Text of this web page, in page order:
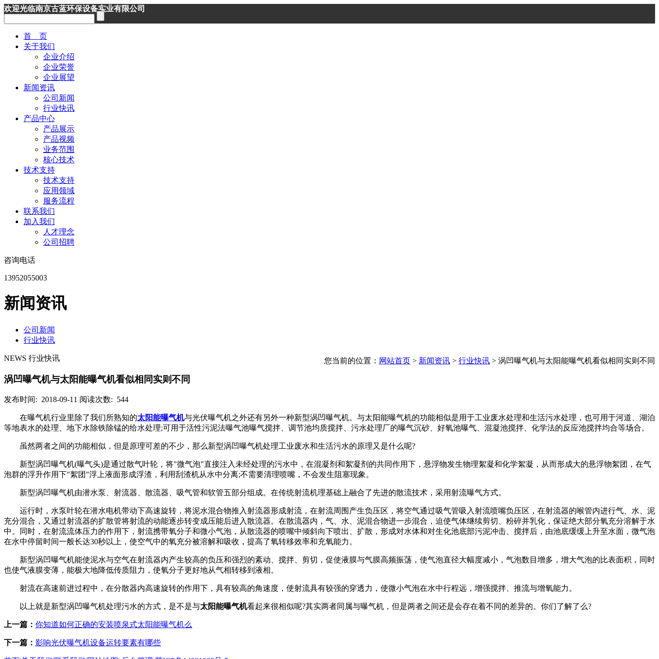
欢迎光临南京古蓝环保设备实业有限公司
首 页
关于我们
企业介绍
企业荣誉
企业展望
新闻资讯
公司新闻
行业快讯
产品中心
产品展示
产品视频
业务范围
核心技术
技术支持
技术支持
应用领域
服务流程
联系我们
加入我们
人才理念
公司招聘
咨询电话
13952055003
新闻资讯
公司新闻
行业快讯
您当前的位置： 网站首页 > 新闻资讯 > 行业快讯 > 涡凹曝气机与太阳能曝气机看似相同实则不同
NEWS 行业快讯
涡凹曝气机与太阳能曝气机看似相同实则不同
发布时间: 2018-09-11 阅读次数: 544
在曝气机行业里除了我们所熟知的太阳能曝气机与光伏曝气机之外还有另外一种新型涡凹曝气机。与太阳能曝气机的功能相似是用于工业废水处理和生活污水处理，也可用于河道、湖泊
等地表水的处理、地下水除铁除锰的给水处理;可用于活性污泥法曝气池曝气搅拌、调节池均质搅拌、污水处理厂的曝气沉砂、好氧池曝气、混凝池搅拌、化学法的反应池搅拌均合等场合。
虽然两者之间的功能相似，但是原理可差的不少，那么新型涡凹曝气机处理工业废水和生活污水的原理又是什么呢?
新型涡凹曝气机(曝气头)是通过散气叶轮，将"微气泡"直接注入未经处理的污水中，在混凝剂和絮凝剂的共同作用下，悬浮物发生物理絮凝和化学絮凝，从而形成大的悬浮物絮团，在气
泡群的浮升作用下"絮团"浮上液面形成浮渣，利用刮渣机从水中分离;不需要清理喷嘴，不会发生阻塞现象。
新型涡凹曝气机由潜水泵、射流器、散流器、吸气管和软管五部分组成。在传统射流机理基础上融合了先进的散流技术，采用射流曝气方式。
运行时，水泵叶轮在潜水电机带动下高速旋转，将泥水混合物推入射流器形成射流，在射流周围产生负压区，将空气通过吸气管吸入射流喷嘴负压区，在射流器的喉管内进行气、水、泥
充分混合，又通过射流器的扩散管将射流的动能逐步转变成压能后进入散流器。在散流器内，气、水、泥混合物进一步混合，迫使气体继续剪切、粉碎并乳化，保证绝大部分氧充分溶解于水
中。同时，在射流流体压力的作用下，射流携带氧分子和微小气泡，从散流器的喷嘴中倾斜向下喷出、扩散，形成对水体和对生化池底部污泥冲击、搅拌后，由池底缓缓上升至水面，微气泡
在水中停留时间一般长达30秒以上，使空气中的氧充分被溶解和吸收，提高了氧转移效率和充氧能力。
新型涡凹曝气机能使泥水与空气在射流器内产生较高的负压和强烈的紊动、搅拌、剪切，促使液膜与气膜高频振荡，使气泡直径大幅度减小，气泡数目增多，增大气泡的比表面积，同时
也使气液膜变薄，能极大地降低传质阻力，使氧分子更好地从气相转移到液相。
射流在高速前进过程中，在分散器内高速旋转的作用下，具有较高的角速度，使射流具有较强的穿透力，使微小气泡在水中行程远，增强搅拌、推流与增氧能力。
以上就是新型涡凹曝气机处理污水的方式，是不是与太阳能曝气机看起来很相似呢?其实两者同属与曝气机，但是两者之间还是会存在着不同的差异的。你们了解了么?
上一篇： 你知道如何正确的安装喷泉式太阳能曝气机么
下一篇： 影响光伏曝气机设备运转要素有哪些